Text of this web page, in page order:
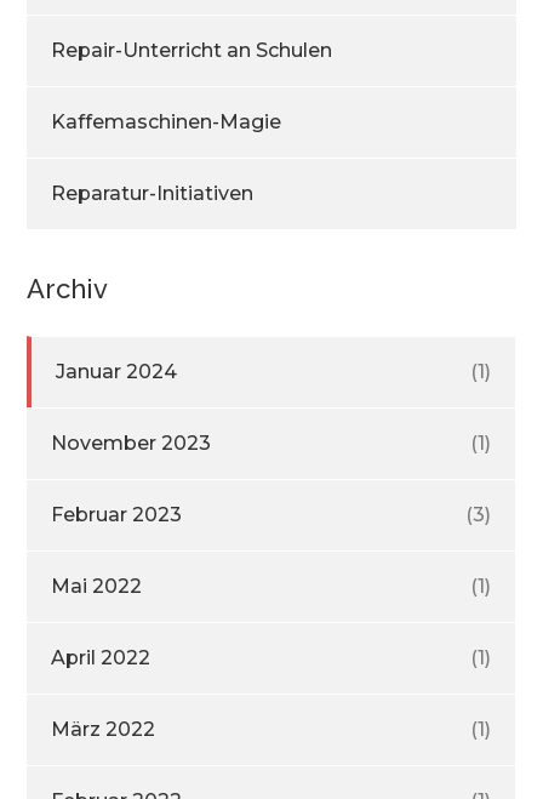
Repair-Unterricht an Schulen
Kaffemaschinen-Magie
Reparatur-Initiativen
Archiv
Januar 2024 (1)
November 2023 (1)
Februar 2023 (3)
Mai 2022 (1)
April 2022 (1)
März 2022 (1)